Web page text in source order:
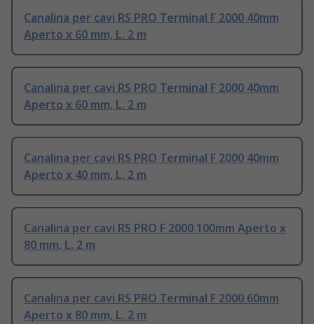
Canalina per cavi RS PRO Terminal F 2000 40mm
Aperto x 60 mm, L. 2 m
Canalina per cavi RS PRO Terminal F 2000 40mm
Aperto x 60 mm, L. 2 m
Canalina per cavi RS PRO Terminal F 2000 40mm
Aperto x 40 mm, L. 2 m
Canalina per cavi RS PRO F 2000 100mm Aperto x
80 mm, L. 2 m
Canalina per cavi RS PRO Terminal F 2000 60mm
Aperto x 80 mm, L. 2 m